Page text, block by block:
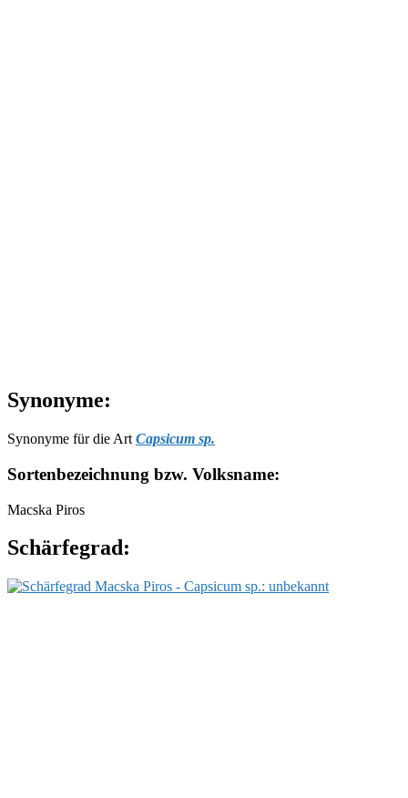
Synonyme:
Synonyme für die Art Capsicum sp.
Sortenbezeichnung bzw. Volksname:
Macska Piros
Schärfegrad: